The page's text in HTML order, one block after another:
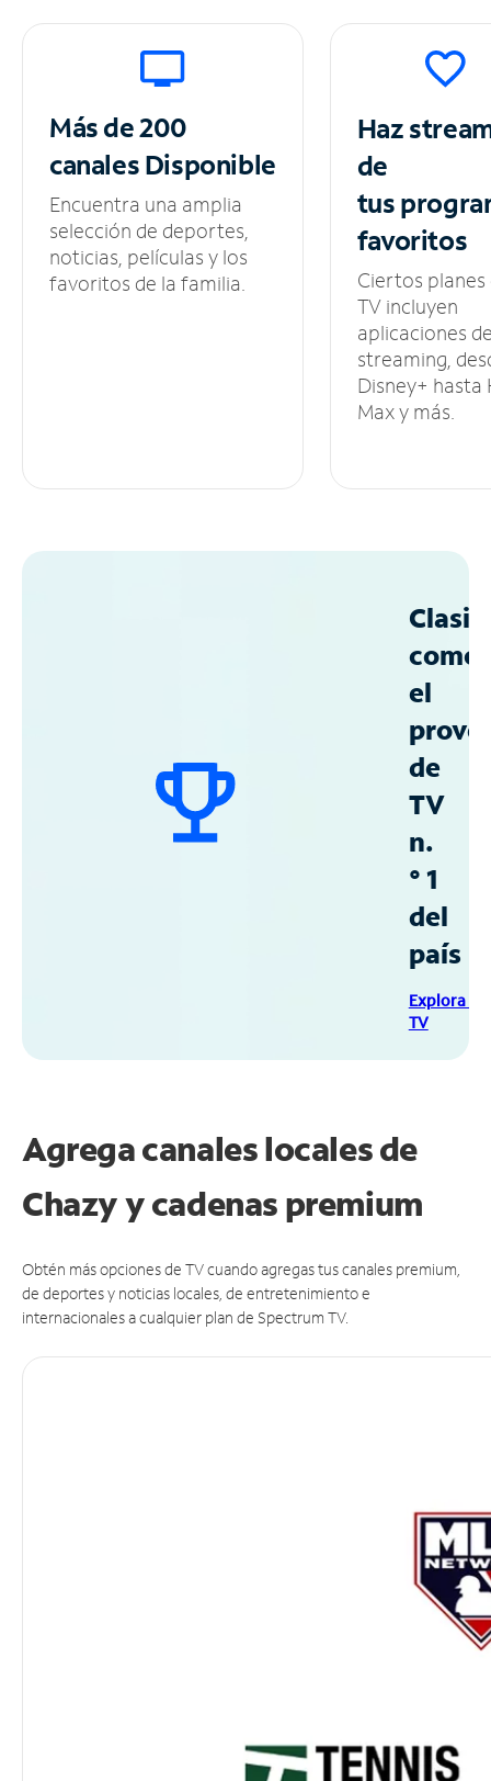
Más de 200
canalesDisponible
Encuentra una amplia
selección de deportes,
noticias, películas y los
favoritos de la familia.
Haz
de
tus
favoritos
Ciertos planes
TV incluyen
aplicaciones
streaming,
Disney+ hasta
Max y más.
como
el
de
TV
n.
° 1
del
país
Explora
TV
Agrega canales locales de
Chazy y cadenas premium
Obtén más opciones de TV cuando agregas tus canales premium,
de deportes y noticias locales, de entretenimiento e
internacionales a cualquier plan de Spectrum TV.